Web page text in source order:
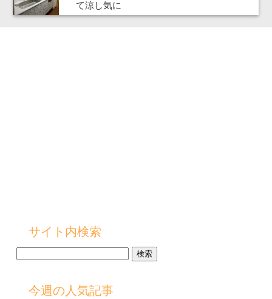
て涼し気に
サイト内検索
今週の人気記事